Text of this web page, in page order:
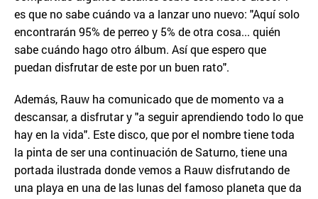
es que no sabe cuándo va a lanzar uno nuevo: "Aquí solo
encontrarán 95% de perreo y 5% de otra cosa... quién
sabe cuándo hago otro álbum. Así que espero que
puedan disfrutar de este por un buen rato".
Además, Rauw ha comunicado que de momento va a
descansar, a disfrutar y "a seguir aprendiendo todo lo que
hay en la vida". Este disco, que por el nombre tiene toda
la pinta de ser una continuación de Saturno, tiene una
portada ilustrada donde vemos a Rauw disfrutando de
una playa en una de las lunas del famoso planeta que da